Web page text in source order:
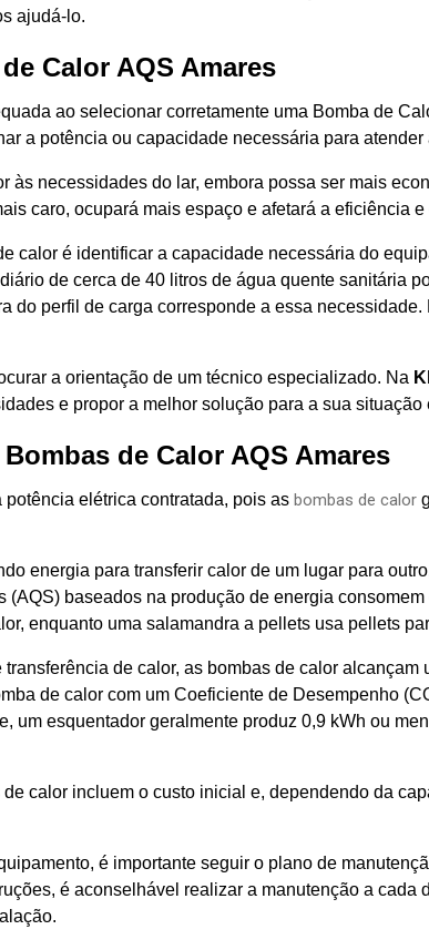
ajudá-lo.
Calor AQS Amares
ao selecionar corretamente uma Bomba de
a potência ou capacidade necessária para
às necessidades do lar, embora possa ser mais
caro, ocupará mais espaço e afetará a eficiência
calor é identificar a capacidade necessária do
de cerca de 40 litros de água quente sanitária
do perfil de carga corresponde a essa
a orientação de um técnico especializado. Na
e propor a melhor solução para a sua situação
de Calor AQS Amares
elétrica contratada, pois as bombas de calor
energia para transferir calor de um lugar para
baseados na produção de energia
enquanto uma salamandra a pellets usa pellets
de calor, as bombas de calor
de calor com um Coeficiente de Desempenho
um esquentador geralmente produz 0,9 kWh ou
calor incluem o custo inicial e, dependendo da
é importante seguir o plano de
é aconselhável realizar a manutenção a cada